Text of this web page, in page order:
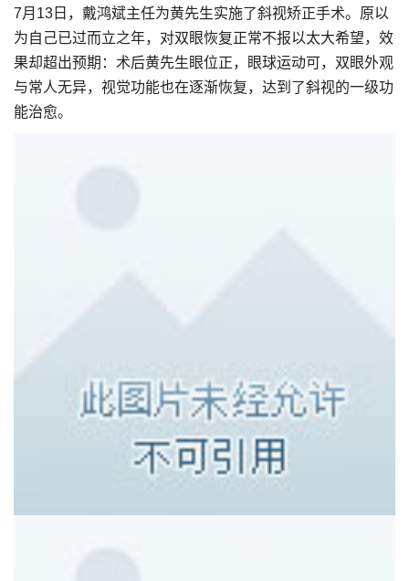
7月13日，戴鸿斌主任为黄先生实施了斜视矫正手术。原以
为自己已过而立之年，对双眼恢复正常不报以太大希望，效
果却超出预期：术后黄先生眼位正，眼球运动可，双眼外观
与常人无异，视觉功能也在逐渐恢复，达到了斜视的一级功
能治愈。